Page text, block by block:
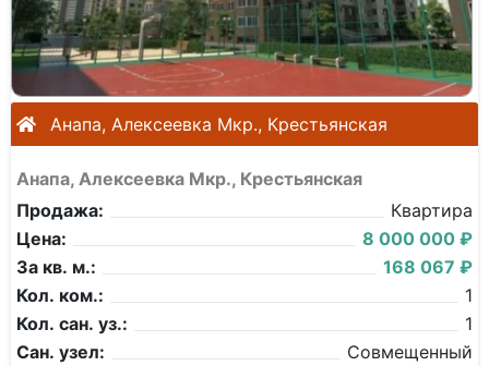
Анапа, Алексеевка Мкр., Крестьянская
Анапа, Алексеевка Мкр., Крестьянская
Продажа:
Квартира
Цена:
8 000 000 ₽
За кв. м.:
168 067 ₽
Кол. ком.:
1
Кол. сан. уз.:
1
Сан. узел:
Совмещенный